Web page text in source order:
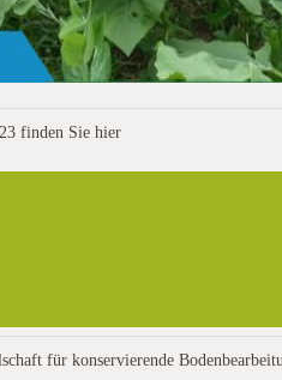
finden Sie hier
für konservierende